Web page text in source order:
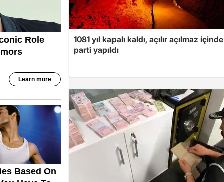
1081 yıl kapalı kaldı, açılır açılmaz içinde
parti yapıldı